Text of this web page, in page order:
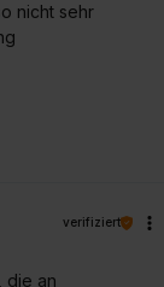
nicht sehr
verifiziert
die an